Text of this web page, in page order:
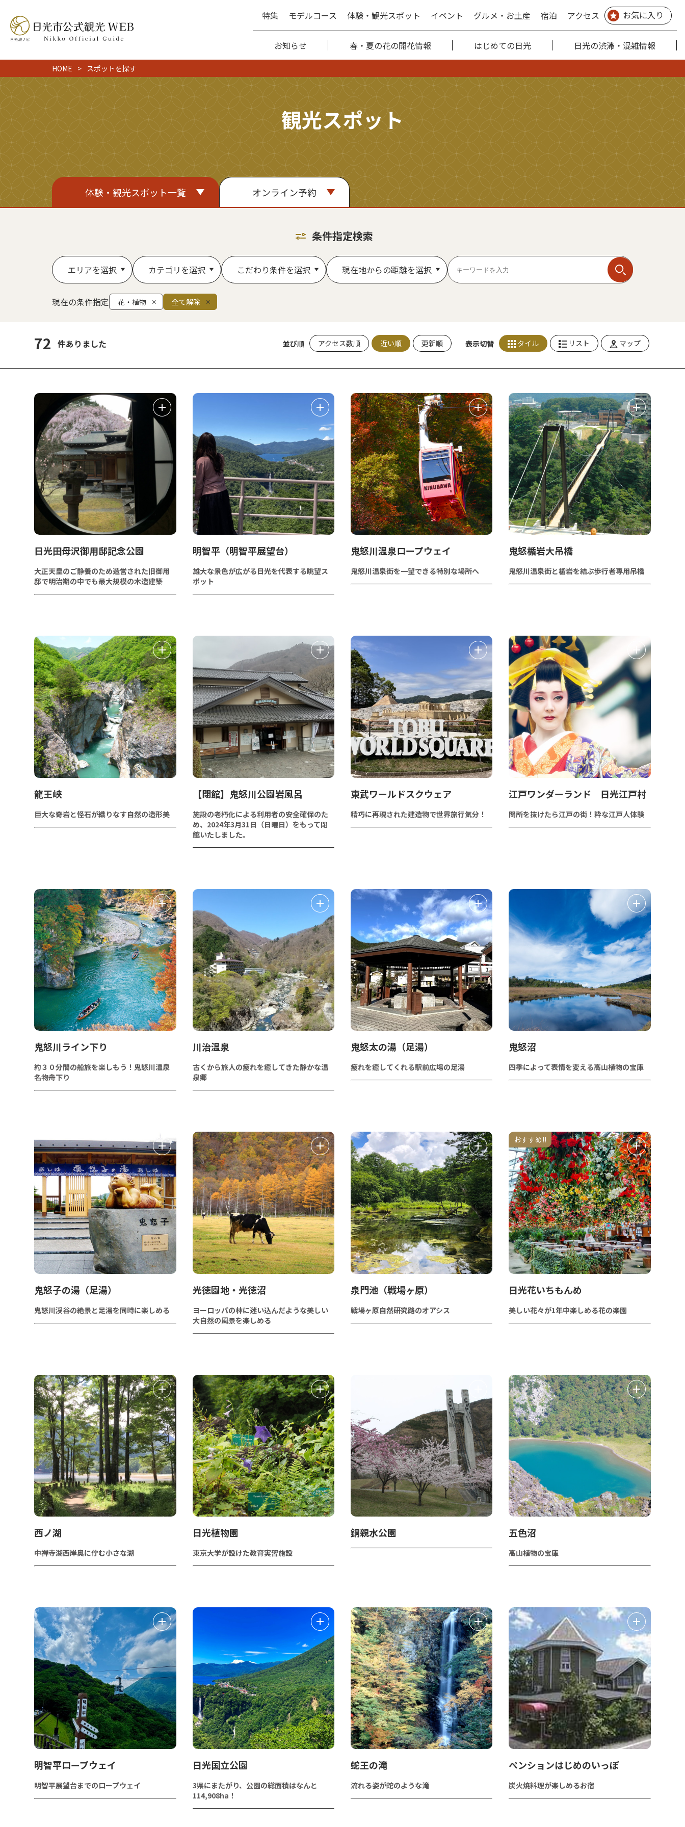
特集 モデルコース 体験・観光スポット イベント グルメ・お土産 宿泊 アクセス お気に入り
お知らせ 春・夏の花の開花情報 はじめての日光 日光の渋滞・混雑情報
HOME スポットを探す
観光スポット
体験・観光スポット一覧 オンライン予約
条件指定検索
エリアを選択 カテゴリを選択 こだわり条件を選択 現在地からの距離を選択
現在の条件指定 花・植物 全て解除
72 件ありました 並び順 アクセス数順 近い順 更新順 表示切替 タイル リスト マップ
日光田母沢御用邸記念公園
大正天皇のご静養のため造営された旧御用
邸で明治期の中でも最大規模の木造建築
明智平（明智平展望台）
雄大な景色が広がる日光を代表する眺望ス
ポット
鬼怒川温泉ロープウェイ
鬼怒川温泉街を一望できる特別な場所へ
鬼怒楯岩大吊橋
鬼怒川温泉街と楯岩を結ぶ歩行者専用吊橋
龍王峡
巨大な奇岩と怪石が織りなす自然の造形美
【閉館】鬼怒川公園岩風呂
施設の老朽化による利用者の安全確保のた
め、2024年3月31日（日曜日）をもって閉
館いたしました。
東武ワールドスクウェア
精巧に再現された建造物で世界旅行気分！
江戸ワンダーランド 日光江戸村
関所を抜けたら江戸の街！粋な江戸人体験
鬼怒川ライン下り
約３０分間の船旅を楽しもう！鬼怒川温泉
名物舟下り
川治温泉
古くから旅人の疲れを癒してきた静かな温
泉郷
鬼怒太の湯（足湯）
疲れを癒してくれる駅前広場の足湯
鬼怒沼
四季によって表情を変える高山植物の宝庫
鬼怒子の湯（足湯）
鬼怒川渓谷の絶景と足湯を同時に楽しめる
光徳園地・光徳沼
ヨーロッパの林に迷い込んだような美しい
大自然の風景を楽しめる
泉門池（戦場ヶ原）
戦場ヶ原自然研究路のオアシス
おすすめ!!
日光花いちもんめ
美しい花々が1年中楽しめる花の楽園
西ノ湖
中禅寺湖西岸奥に佇む小さな湖
日光植物園
東京大学が設けた教育実習施設
銅親水公園 五色沼
高山植物の宝庫
明智平ロープウェイ
明智平展望台までのロープウェイ
日光国立公園
3県にまたがり、公園の総面積はなんと
114,908ha！
蛇王の滝
流れる姿が蛇のような滝
ペンションはじめのいっぽ
炭火焼料理が楽しめるお宿